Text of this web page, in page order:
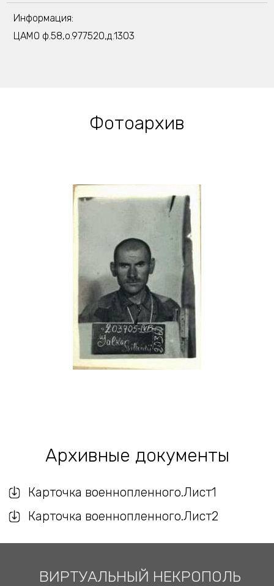
Информация:
ЦАМО ф.58,о.977520,д.1303
Фотоархив
Архивные документы
Карточка военнопленного.Лист1
Карточка военнопленного.Лист2
ВИРТУАЛЬНЫЙ НЕКРОПОЛЬ